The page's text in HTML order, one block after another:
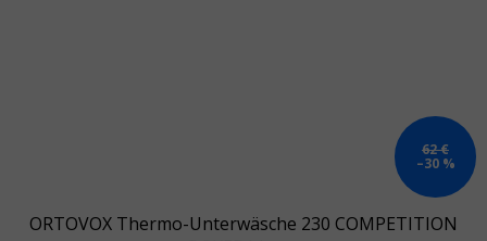
62 €
–30 %
ORTOVOX Thermo-Unterwäsche 230 COMPETITION